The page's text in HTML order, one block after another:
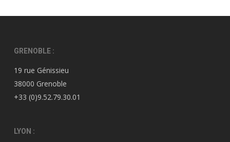
GRENOBLE :
19 rue Génissieu
38000 Grenoble
+33 (0)9.52.79.30.01
LYON :